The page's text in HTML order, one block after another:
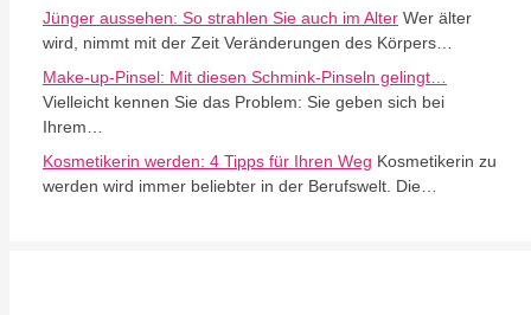
Jünger aussehen: So strahlen Sie auch im Alter Wer älter
wird, nimmt mit der Zeit Veränderungen des Körpers…
Make-up-Pinsel: Mit diesen Schmink-Pinseln gelingt…
Vielleicht kennen Sie das Problem: Sie geben sich bei
Ihrem…
Kosmetikerin werden: 4 Tipps für Ihren Weg Kosmetikerin zu
werden wird immer beliebter in der Berufswelt. Die…